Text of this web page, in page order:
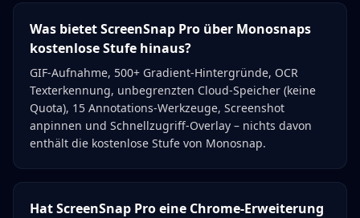
Was bietet ScreenSnap Pro über Monosnaps
kostenlose Stufe hinaus?
GIF-Aufnahme, 500+ Gradient-Hintergründe, OCR
Texterkennung, unbegrenzten Cloud-Speicher (keine
Quota), 15 Annotations-Werkzeuge, Screenshot
anpinnen und Schnellzugriff-Overlay – nichts davon
enthält die kostenlose Stufe von Monosnap.
Hat ScreenSnap Pro eine Chrome-Erweiterung